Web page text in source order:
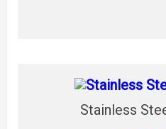
Stainless